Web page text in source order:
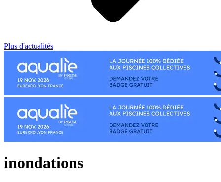
Plus d'actualités
inondations